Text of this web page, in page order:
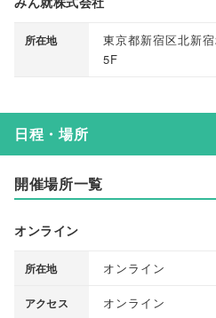
所在地
東京都新宿区北新
5F
日程・場所
開催場所一覧
オンライン
所在地 オンライン
アクセス オンライン